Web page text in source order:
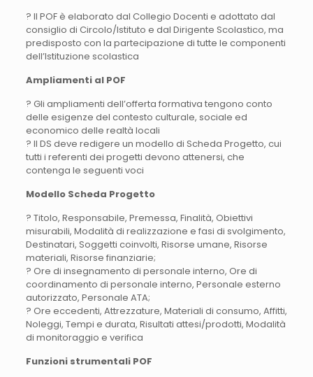
? Il POF è elaborato dal Collegio Docenti e adottato dal
consiglio di Circolo/Istituto e dal Dirigente Scolastico, ma
predisposto con la partecipazione di tutte le componenti
dell’Istituzione scolastica
Ampliamenti al POF
? Gli ampliamenti dell’offerta formativa tengono conto
delle esigenze del contesto culturale, sociale ed
economico delle realtà locali
? Il DS deve redigere un modello di Scheda Progetto, cui
tutti i referenti dei progetti devono attenersi, che
contenga le seguenti voci
Modello Scheda Progetto
? Titolo, Responsabile, Premessa, Finalità, Obiettivi
misurabili, Modalità di realizzazione e fasi di svolgimento,
Destinatari, Soggetti coinvolti, Risorse umane, Risorse
materiali, Risorse finanziarie;
? Ore di insegnamento di personale interno, Ore di
coordinamento di personale interno, Personale esterno
autorizzato, Personale ATA;
? Ore eccedenti, Attrezzature, Materiali di consumo, Affitti,
Noleggi, Tempi e durata, Risultati attesi/prodotti, Modalità
di monitoraggio e verifica
Funzioni strumentali POF